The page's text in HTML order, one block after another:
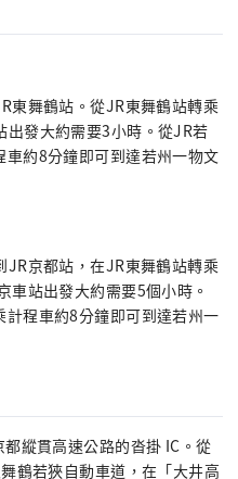
東舞鶴站。從JR東舞鶴站轉乘
出發大約需要3小時。從JR若
約8分鐘即可到達若州一物文
京都站，在JR東舞鶴站轉乘
車站出發大約需要5個小時。
程車約8分鐘即可到達若州一
縱貫高速公路的沓掛 IC。從
鶴若狹自動車道，在「大井高